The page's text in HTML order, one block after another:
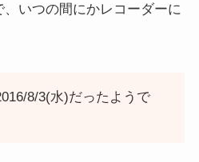
いつの間にかレコーダーに
8/3(水)だったようで